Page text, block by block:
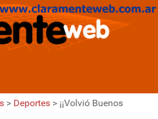
> Deportes > ¡¡Volvió Buenos